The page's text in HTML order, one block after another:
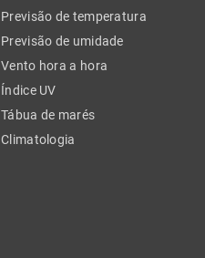
Previsão de temperatura
Previsão de umidade
Vento hora a hora
Índice UV
Tábua de marés
Climatologia